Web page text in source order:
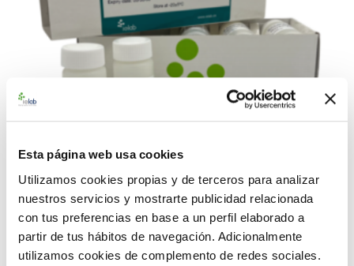
Esta página web usa cookies
Utilizamos cookies propias y de terceros para analizar
nuestros servicios y mostrarte publicidad relacionada
con tus preferencias en base a un perfil elaborado a
partir de tus hábitos de navegación. Adicionalmente
utilizamos cookies de complemento de redes sociales.
990132 BACredi BC-10 Rango Alto C. perfringens
CECT 376
226,00 €